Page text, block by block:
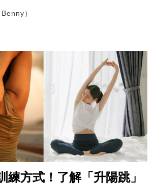
）
練方式！了解「升陽跳」